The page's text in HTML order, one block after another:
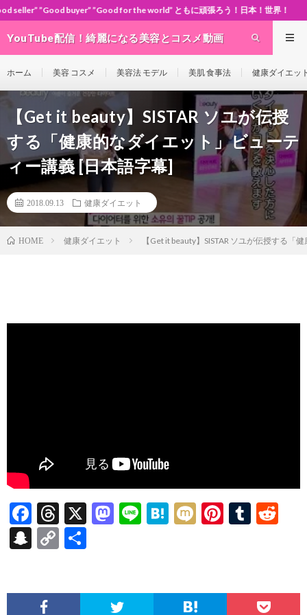
”Good for the world” ともに頑張ろう！日本！世界！
YouTube配信！綺麗になる美容とコスメ動画
ホーム 美容 コスメ 美容法 モデル 美肌 食事法 健康ダイエッ
【Get it beauty】SISTAR ソユが伝授
する「健康的なダイエット」ビューテ
ィー講義 [日本語字幕]
2018.09.13 健康ダイエット
HOME 健康ダイエット 【Get it beauty】SISTAR ソユが伝授する
F
ac
e
o
T
hr
ea
X
M
o
Li H
a
M Pi
t
T
r
t
S
pc
C